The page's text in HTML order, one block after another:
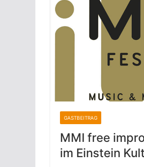
GASTBEITRAG
MMI free
im Einstein